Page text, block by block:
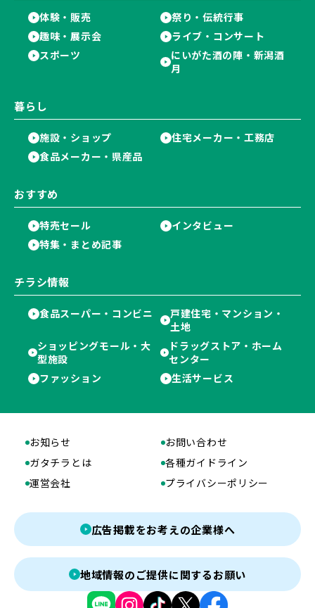
体験・販売
祭り・伝統行事
趣味・展示会
ライブ・コンサート
スポーツ
にいがた酒の陣・新潟酒
月
暮らし
施設・ショップ
住宅メーカー・工務店
食品メーカー・県産品
おすすめ
特売セール
インタビュー
特集・まとめ記事
チラシ情報
食品スーパー・コンビニ
戸建住宅・マンション・
土地
ショッピングモール・大
型施設
ドラッグストア・ホーム
センター
ファッション
生活サービス
お知らせ
お問い合わせ
ガタチラとは
各種ガイドライン
運営会社
プライバシーポリシー
広告掲載をお考えの企業様へ
地域情報のご提供に関するお願い